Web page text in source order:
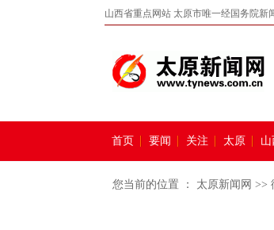
山西省重点网站 太原市唯一经国务院新
首页 要闻 关注 太原 山
您当前的位置 ： 太原新闻网 >>